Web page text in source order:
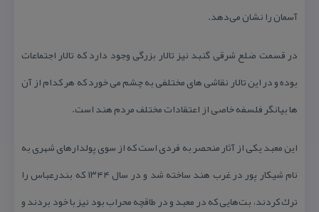
آسمان را نشان می‌دهد.
در قسمت ضلع شرقی گنبد نیز تالار بزرگی وجود دارد كه تالار اجتماعات
بوده و در این تالار نقاشی های مختلفی به چشم می خورد كه هر كدام از آن
ها بیانگر فلسفه خاصی از اعتقادات مختلف مردم هند است.
این معبد یكی از آثار منحصر به فردی است كه از سوی پولدارهای شهری به
نام شیكار پور در غرب هند ساخته شد و در سال ۱۳۴۴ كه بندرعباس را
ترك كردند، بت‌هایی كه در معبد و در طاقچه محراب بود نیز با خود بردند و